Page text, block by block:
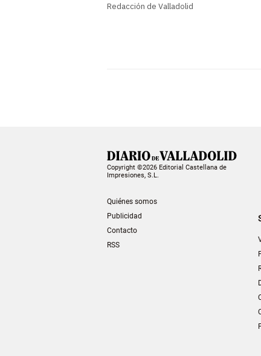
Redacción de Valladolid
Copyright ©2026 Editorial Castellana de
Impresiones, S.L.
Quiénes somos
Publicidad
Contacto
RSS